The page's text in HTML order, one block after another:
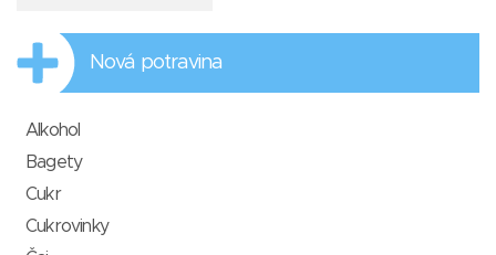
Nová potravina
Alkohol
Bagety
Cukr
Cukrovinky